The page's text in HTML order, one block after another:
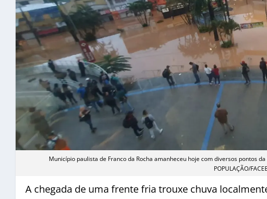
Município paulista de Franco da Rocha amanheceu hoje com diversos pontos
POPULAÇÃO/
A chegada de uma frente fria trouxe chuva